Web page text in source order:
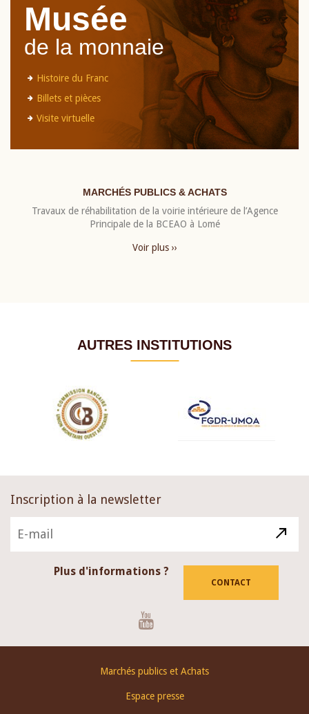
Musée
de la monnaie
Histoire du Franc
Billets et pièces
Visite virtuelle
MARCHÉS PUBLICS & ACHATS
Travaux de réhabilitation de la voirie intérieure de l’Agence
Principale de la BCEAO à Lomé
Voir plus ››
AUTRES INSTITUTIONS
Inscription à la newsletter
Plus d'informations ?
CONTACT
Marchés publics et Achats
Espace presse